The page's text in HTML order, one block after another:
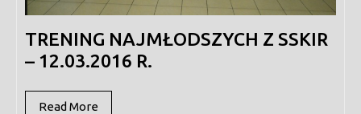
TRENING NAJMŁODSZYCH Z SSKIR
– 12.03.2016 R.
Read More